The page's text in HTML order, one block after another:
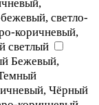
светло-
коричневый,
светлый
Бежевый,
Чёрный